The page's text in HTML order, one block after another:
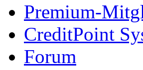
Premium-
CreditPoint
Forum